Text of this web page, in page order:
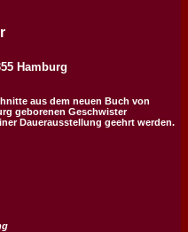
Hamburg
aus dem neuen Buch von
geborenen Geschwister
Dauerausstellung geehrt werden.